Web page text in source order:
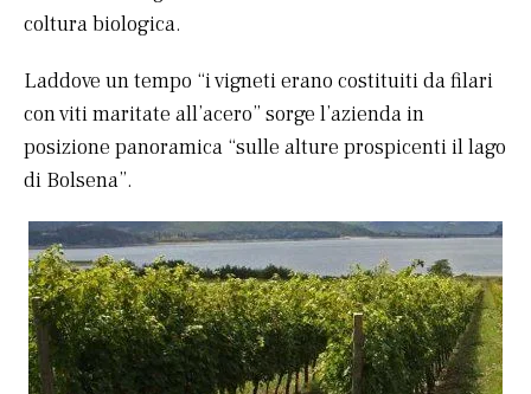
coltura biologica.
Laddove un tempo “i vigneti erano costituiti da filari
con viti maritate all’acero” sorge l’azienda in
posizione panoramica “sulle alture prospicenti il lago
di Bolsena”.